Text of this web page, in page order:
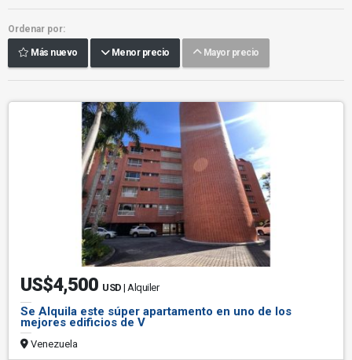
Ordenar por:
Más nuevo Menor precio Mayor precio
US$4,500 USD | Alquiler
Se Alquila este súper apartamento en uno de los
mejores edificios de V
Venezuela